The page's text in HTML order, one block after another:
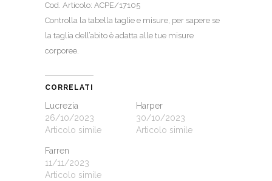
Cod. Articolo: ACPE/17105
Controlla la tabella taglie e misure, per sapere se
la taglia dell’abito è adatta alle tue misure
corporee.
CORRELATI
Lucrezia
26/10/2023
Articolo simile
Harper
30/10/2023
Articolo simile
Farren
11/11/2023
Articolo simile